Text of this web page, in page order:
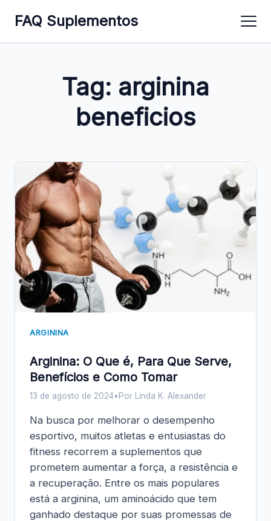
FAQ Suplementos
Tag: arginina
beneficios
ARGININA
Arginina: O Que é, Para Que Serve,
Benefícios e Como Tomar
13 de agosto de 2024• Por Linda K. Alexander
Na busca por melhorar o desempenho
esportivo, muitos atletas e entusiastas do
fitness recorrem a suplementos que
prometem aumentar a força, a resistência e
a recuperação. Entre os mais populares
está a arginina, um aminoácido que tem
ganhado destaque por suas promessas de